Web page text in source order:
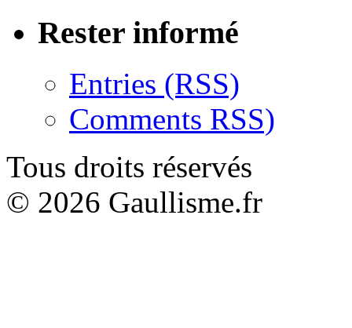
Rester informé
Entries (RSS)
Comments RSS)
Tous droits réservés
© 2026 Gaullisme.fr